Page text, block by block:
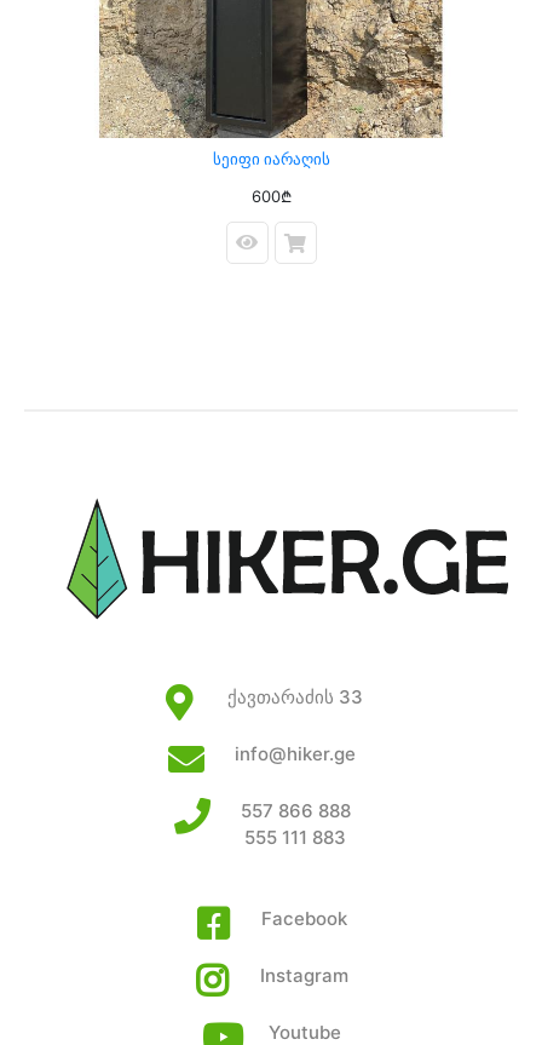
Სეიფი Იარაღის
600₾
ქავთარაძის 33
info@hiker.ge
557 866 888
555 111 883
Facebook
Instagram
Youtube